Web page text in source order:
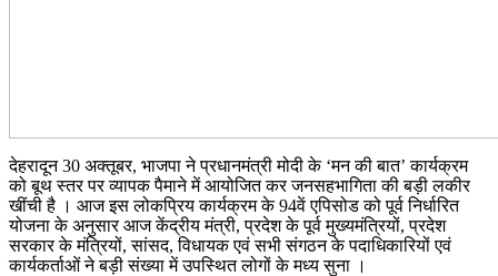
देहरादून 30 अक्तूबर, भाजपा ने प्रधानमंत्री मोदी के ‘मन की बात’ कार्यक्रम
को बूथ स्तर पर व्यापक पैमाने में आयोजित कर जनसहभागिता की बड़ी लकीर
खींची है । आज इस लोकप्रिय कार्यक्रम के 94वें एपिसोड को पूर्व निर्धारित
योजना के अनुसार आज केंद्रीय मंत्री, प्रदेश के पूर्व मुख्यमंत्रियों, प्रदेश
सरकार के मंत्रियों, सांसद, विधायक एवं सभी संगठन के पदाधिकारियों एवं
कार्यकर्ताओं ने बड़ी संख्या में उपस्थित लोगों के मध्य सुना ।